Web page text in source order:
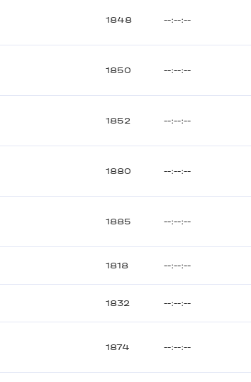
1848 --:--:--
1850 --:--:--
1852 --:--:--
1880 --:--:--
1885 --:--:--
1818 --:--:--
1832 --:--:--
1874 --:--:--